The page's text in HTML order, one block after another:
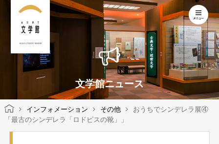
KOCHI LITERARY MUSEUM
文学館ニュース
インフォメーション その他
おうちでシンデレラ展④
「最古のシンデレラ「ロドピスの靴」」